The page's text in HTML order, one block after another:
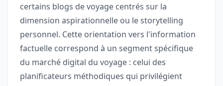
certains blogs de voyage centrés sur la
dimension aspirationnelle ou le storytelling
personnel. Cette orientation vers l'information
factuelle correspond à un segment spécifique
du marché digital du voyage : celui des
planificateurs méthodiques qui privilégient